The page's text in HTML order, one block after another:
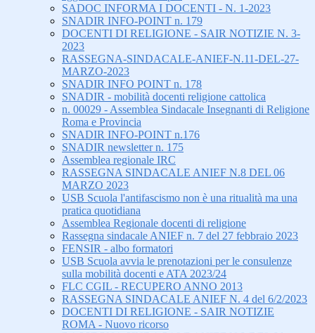
SADOC INFORMA I DOCENTI - N. 1-2023
SNADIR INFO-POINT n. 179
DOCENTI DI RELIGIONE - SAIR NOTIZIE N. 3-
2023
RASSEGNA-SINDACALE-ANIEF-N.11-DEL-27-
MARZO-2023
SNADIR INFO POINT n. 178
SNADIR - mobilità docenti religione cattolica
n. 00029 - Assemblea Sindacale Insegnanti di Religione
Roma e Provincia
SNADIR INFO-POINT n.176
SNADIR newsletter n. 175
Assemblea regionale IRC
RASSEGNA SINDACALE ANIEF N.8 DEL 06
MARZO 2023
USB Scuola l'antifascismo non è una ritualità ma una
pratica quotidiana
Assemblea Regionale docenti di religione
Rassegna sindacale ANIEF n. 7 del 27 febbraio 2023
FENSIR - albo formatori
USB Scuola avvia le prenotazioni per le consulenze
sulla mobilità docenti e ATA 2023/24
FLC CGIL - RECUPERO ANNO 2013
RASSEGNA SINDACALE ANIEF N. 4 del 6/2/2023
DOCENTI DI RELIGIONE - SAIR NOTIZIE
ROMA - Nuovo ricorso